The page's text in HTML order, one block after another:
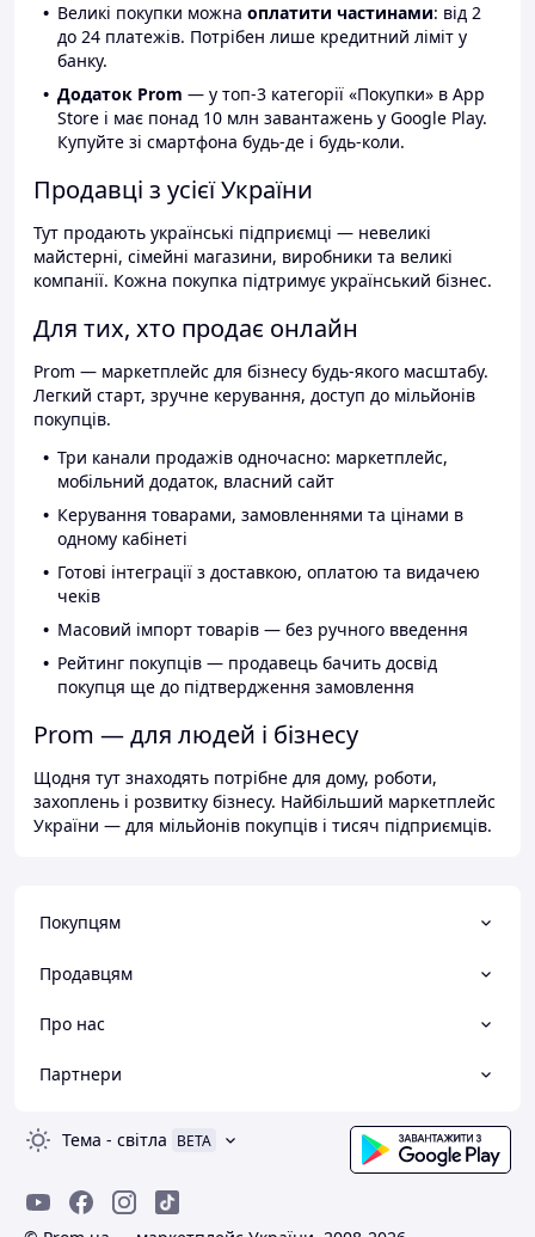
Великі покупки можна оплатити частинами: від 2
до 24 платежів. Потрібен лише кредитний ліміт у
банку.
Додаток Prom — у топ-3 категорії «Покупки» в App
Store і має понад 10 млн завантажень у Google Play.
Купуйте зі смартфона будь-де і будь-коли.
Продавці з усієї України
Тут продають українські підприємці — невеликі
майстерні, сімейні магазини, виробники та великі
компанії. Кожна покупка підтримує український бізнес.
Для тих, хто продає онлайн
Prom — маркетплейс для бізнесу будь-якого масштабу.
Легкий старт, зручне керування, доступ до мільйонів
покупців.
Три канали продажів одночасно: маркетплейс,
мобільний додаток, власний сайт
Керування товарами, замовленнями та цінами в
одному кабінеті
Готові інтеграції з доставкою, оплатою та видачею
чеків
Масовий імпорт товарів — без ручного введення
Рейтинг покупців — продавець бачить досвід
покупця ще до підтвердження замовлення
Prom — для людей і бізнесу
Щодня тут знаходять потрібне для дому, роботи,
захоплень і розвитку бізнесу. Найбільший маркетплейс
України — для мільйонів покупців і тисяч підприємців.
Покупцям
Продавцям
Про нас
Партнери
Тема - світла BETA